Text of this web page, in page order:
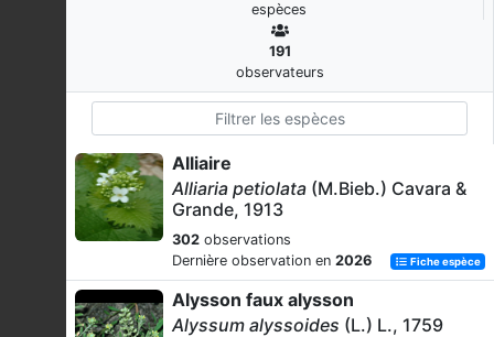
espèces
191
observateurs
Alliaire
Alliaria petiolata (M.Bieb.) Cavara &
Grande, 1913
302 observations
Dernière observation en 2026 Fiche espèce
Alysson faux alysson
Alyssum alyssoides (L.) L., 1759